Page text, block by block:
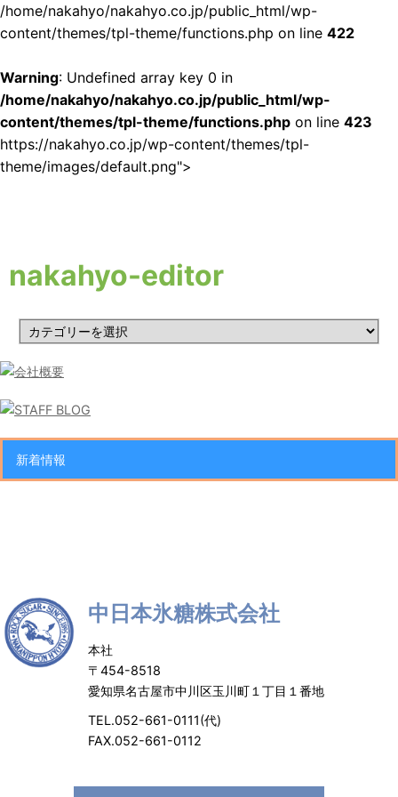
/home/nakahyo/nakahyo.co.jp/public_html/wp-
content/themes/tpl-theme/functions.php on line 422
Warning: Undefined array key 0 in
/home/nakahyo/nakahyo.co.jp/public_html/wp-
content/themes/tpl-theme/functions.php on line 423
https://nakahyo.co.jp/wp-content/themes/tpl-
theme/images/default.png">
nakahyo-editor
新着情報
中日本氷糖株式会社
本社
〒454-8518
愛知県名古屋市中川区玉川町１丁目１番地
TEL.052-661-0111(代)
FAX.052-661-0112